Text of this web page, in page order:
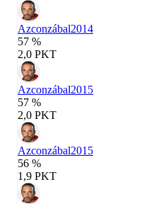
Azconzábal2014
57 %
2,0 PKT
Azconzábal2015
57 %
2,0 PKT
Azconzábal2015
56 %
1,9 PKT